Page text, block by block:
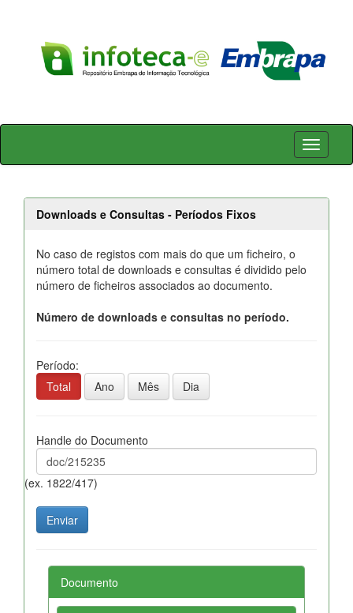
Skip
Downloads e Consultas - Períodos Fixos
No caso de registos com mais do que um ficheiro, o
número total de downloads e consultas é dividido pelo
número de ficheiros associados ao documento.
Número de downloads e consultas no período.
Período:
Total
Ano Mês Dia
Handle do Documento
(ex. 1822/417)
Documento